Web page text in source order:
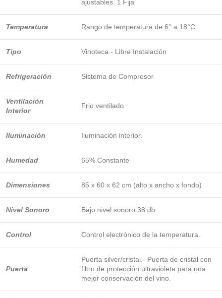
ajustables. 1 Fija
Temperatura Rango de temperatura de 6° a 18°C.
Tipo Vinoteca.- Libre Instalación
Refrigeración Sistema de Compresor
Ventilación
Interior
Frio ventilado
Iluminación Iluminación interior.
Humedad 65% Constante
Dimensiones 85 x 60 x 62 cm (alto x ancho x fondo)
Nivel Sonoro Bajo nivel sonoro 38 db
Control Control electrónico de la temperatura.
Puerta
Puerta silver/cristal.- Puerta de cristal con
filtro de protección ultravioleta para una
mejor conservación del vino.